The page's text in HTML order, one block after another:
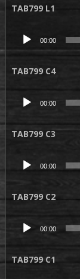
TAB799 L1
Lecteur
audio
00:00
TAB799 C4
Lecteur
00:00
TAB799 C3
Lecteur
00:00
TAB799 C2
Lecteur
00:00
TAB799 C1